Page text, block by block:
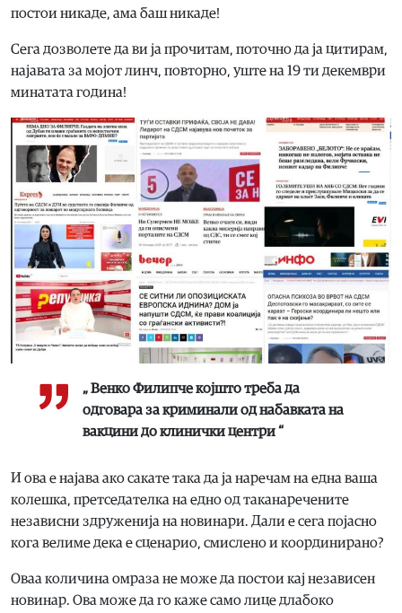
постои никаде, ама баш никаде!
Сега дозволете да ви ја прочитам, поточно да ја цитирам,
најавата за мојот линч, повторно, уште на 19 ти декември
минатата година!
„ Венко Филипче којшто треба да
одговара за криминали од набавката на
вакцини до клинички центри “
И ова е најава ако сакате така да ја наречам на една ваша
колешка, претседателка на едно од таканаречените
независни здруженија на новинари. Дали е сега појасно
кога велиме дека е сценарио, смислено и координирано?
Оваа количина омраза не може да постои кај независен
новинар. Ова може да го каже само лице длабоко